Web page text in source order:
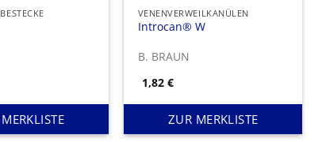
VENENVERWEILKANÜLEN
Introcan® W
B. BRAUN
1,82 €
ZUR MERKLISTE